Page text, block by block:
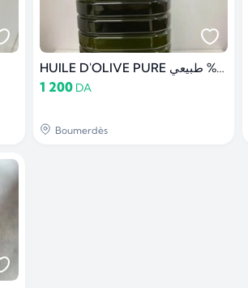
HUILE D'OLIVE PURE زيت زيتون 100% طبيعي
1 200 DA
Boumerdès